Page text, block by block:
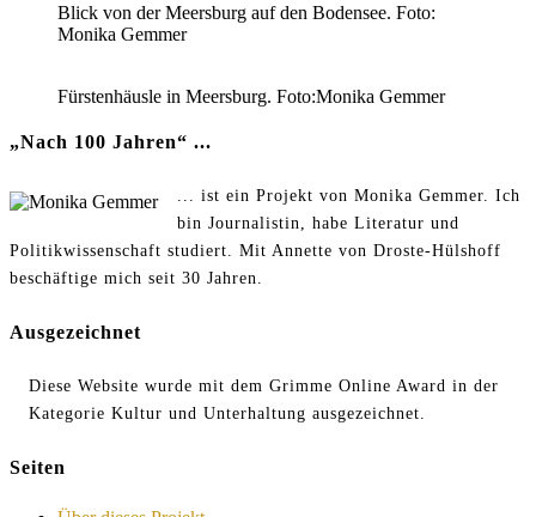
Blick von der Meersburg auf den Bodensee. Foto:
Monika Gemmer
Fürstenhäusle in Meersburg. Foto:Monika Gemmer
„Nach 100 Jahren“ ...
... ist ein Projekt von Monika Gemmer. Ich
bin Journalistin, habe Literatur und
Politikwissenschaft studiert. Mit Annette von Droste-Hülshoff
beschäftige mich seit 30 Jahren.
Ausgezeichnet
Diese Website wurde mit dem Grimme Online Award in der
Kategorie Kultur und Unterhaltung ausgezeichnet.
Seiten